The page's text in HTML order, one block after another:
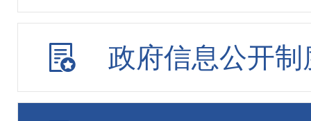
政府信息公开制
标准依据
养老机构
居家社区养老